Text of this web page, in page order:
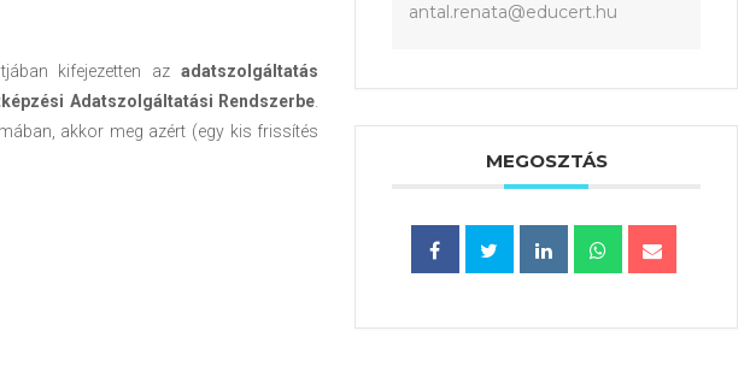
kifejezetten azadatszolgáltatás
Adatszolgáltatási Rendszerbe
akkor meg azért (egy kis frissítés
antal.renata@educert.hu
MEGOSZTÁS